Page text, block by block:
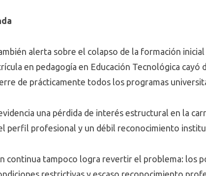
alerta sobre el colapso de la formación
en pedagogía en Educación Tecnológica
de prácticamente todos los programas
una pérdida de interés estructural en la
perfil profesional y un débil reconocimiento
continua tampoco logra revertir el problema: los
restrictivas y escaso reconocimiento